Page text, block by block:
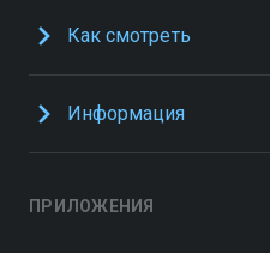
Как смотреть
Информация
ПРИЛОЖЕНИЯ